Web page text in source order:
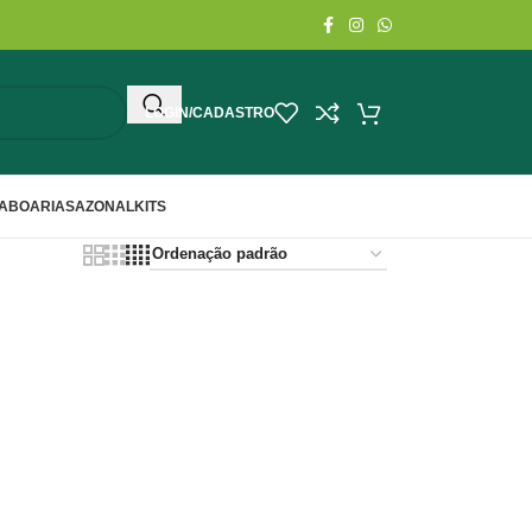
LOGIN/CADASTRO
SAZONALKITS